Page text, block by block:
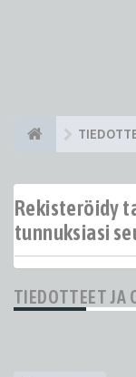
Rekisteröidy
tunnuksiasi
TIEDOTTEET JA